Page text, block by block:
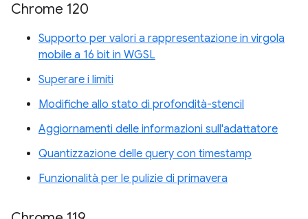
Chrome 120
Supporto per valori a rappresentazione in virgola
mobile a 16 bit in WGSL
Superare i limiti
Modifiche allo stato di profondità-stencil
Aggiornamenti delle informazioni sull'adattatore
Quantizzazione delle query con timestamp
Funzionalità per le pulizie di primavera